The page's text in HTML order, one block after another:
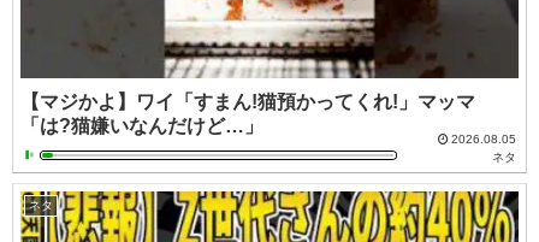
【マジかよ】ワイ「すまん!猫預かってくれ!」マッマ
「は?猫嫌いなんだけど…」
2026.08.05
ネタ
ネタ